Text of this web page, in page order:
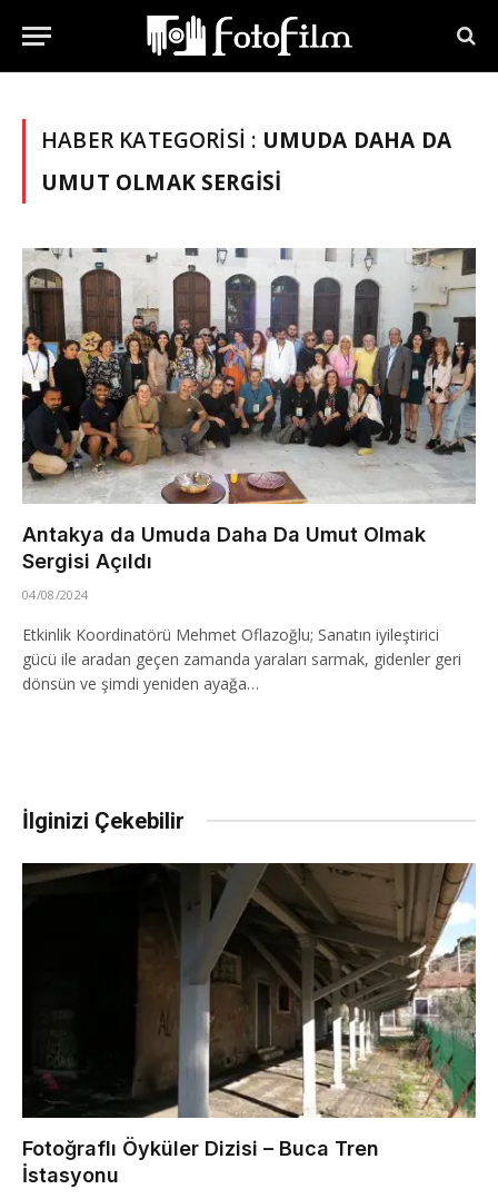
HABER KATEGORISI : UMUDA DAHA DA
UMUT OLMAK SERGISI
Antakya da Umuda Daha Da Umut Olmak
Sergisi Açıldı
04/08/2024
Etkinlik Koordinatörü Mehmet Oflazoğlu; Sanatın iyileştirici
gücü ile aradan geçen zamanda yaraları sarmak, gidenler geri
dönsün ve şimdi yeniden ayağa…
İlginizi Çekebilir
Fotoğraflı Öyküler Dizisi – Buca Tren
İstasyonu